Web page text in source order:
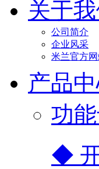
关于
公司简介
企业风采
米兰官方
产品
功
◆